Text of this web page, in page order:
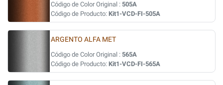
Código de Color Original : 505A
Código de Producto: Kit1-VCD-FI-505A
ARGENTO ALFA MET
Código de Color Original : 565A
Código de Producto: Kit1-VCD-FI-565A